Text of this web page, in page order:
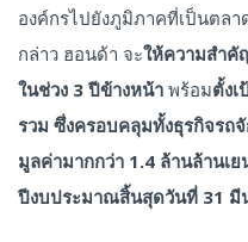
องค์กรไปยังภูมิภาคที่เป็นตล
กล่าว ฮอนด้า จะให้ความสำคั
ในช่วง 3 ปีข้างหน้า พร้อมตั้งเ
รวม ซึ่งครอบคลุมทั้งธุรกิจรถ
มูลค่ามากกว่า 1.4 ล้านล้านเ
ปีงบประมาณสิ้นสุดวันที่ 31 มี